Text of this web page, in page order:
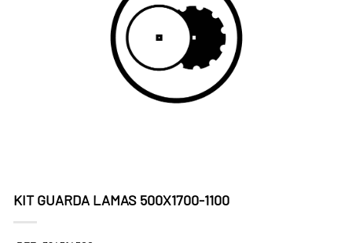
KIT GUARDA LAMAS 500X1700-1100